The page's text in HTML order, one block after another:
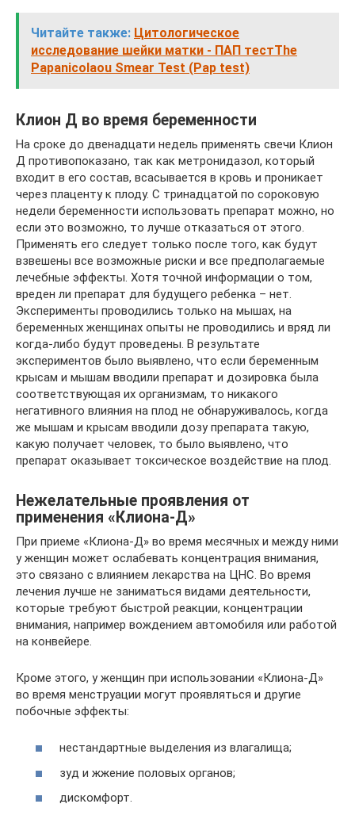
Читайте также: Цитологическое
исследование шейки матки - ПАП тестThe
Papanicolaou Smear Test (Рар test)
Клион Д во время беременности
На сроке до двенадцати недель применять свечи Клион
Д противопоказано, так как метронидазол, который
входит в его состав, всасывается в кровь и проникает
через плаценту к плоду. С тринадцатой по сороковую
недели беременности использовать препарат можно, но
если это возможно, то лучше отказаться от этого.
Применять его следует только после того, как будут
взвешены все возможные риски и все предполагаемые
лечебные эффекты. Хотя точной информации о том,
вреден ли препарат для будущего ребенка – нет.
Эксперименты проводились только на мышах, на
беременных женщинах опыты не проводились и вряд ли
когда-либо будут проведены. В результате
экспериментов было выявлено, что если беременным
крысам и мышам вводили препарат и дозировка была
соответствующая их организмам, то никакого
негативного влияния на плод не обнаруживалось, когда
же мышам и крысам вводили дозу препарата такую,
какую получает человек, то было выявлено, что
препарат оказывает токсическое воздействие на плод.
Нежелательные проявления от
применения «Клиона-Д»
При приеме «Клиона-Д» во время месячных и между ними
у женщин может ослабевать концентрация внимания,
это связано с влиянием лекарства на ЦНС. Во время
лечения лучше не заниматься видами деятельности,
которые требуют быстрой реакции, концентрации
внимания, например вождением автомобиля или работой
на конвейере.
Кроме этого, у женщин при использовании «Клиона-Д»
во время менструации могут проявляться и другие
побочные эффекты:
нестандартные выделения из влагалища;
зуд и жжение половых органов;
дискомфорт.